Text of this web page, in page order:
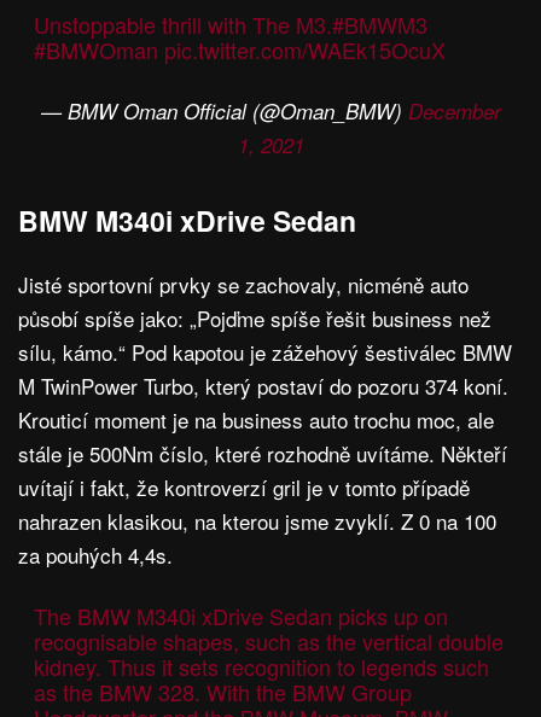
Unstoppable thrill with The M3.#BMWM3
#BMWOman pic.twitter.com/WAEk15OcuX
— BMW Oman Official (@Oman_BMW) December
1, 2021
BMW M340i xDrive Sedan
Jisté sportovní prvky se zachovaly, nicméně auto
působí spíše jako: „Pojďme spíše řešit business než
sílu, kámo.“ Pod kapotou je zážehový šestiválec BMW
M TwinPower Turbo, který postaví do pozoru 374 koní.
Krouticí moment je na business auto trochu moc, ale
stále je 500Nm číslo, které rozhodně uvítáme. Někteří
uvítají i fakt, že kontroverzí gril je v tomto případě
nahrazen klasikou, na kterou jsme zvyklí. Z 0 na 100
za pouhých 4,4s.
The BMW M340i xDrive Sedan picks up on
recognisable shapes, such as the vertical double
kidney. Thus it sets recognition to legends such
as the BMW 328. With the BMW Group